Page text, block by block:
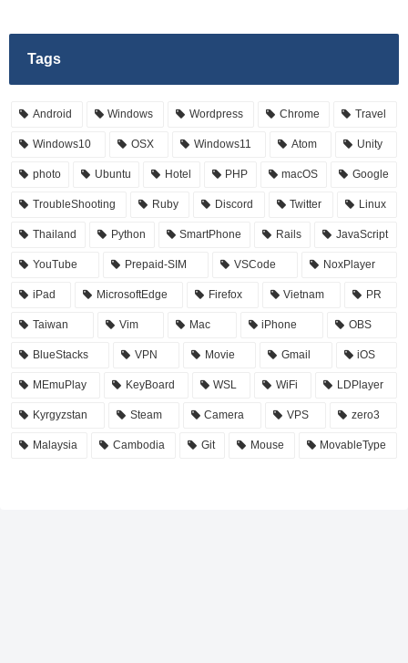
Tags
Android Windows Wordpress Chrome Travel
Windows10 OSX Windows11 Atom Unity
photo Ubuntu Hotel PHP macOS Google
TroubleShooting Ruby Discord Twitter Linux
Thailand Python SmartPhone Rails JavaScript
YouTube Prepaid-SIM VSCode NoxPlayer
iPad MicrosoftEdge Firefox Vietnam PR
Taiwan Vim Mac iPhone OBS
BlueStacks VPN Movie Gmail iOS
MEmuPlay KeyBoard WSL WiFi LDPlayer
Kyrgyzstan Steam Camera VPS zero3
Malaysia Cambodia Git Mouse MovableType